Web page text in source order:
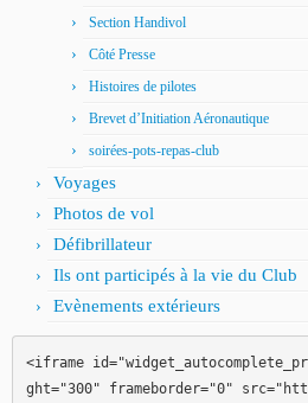
Section Handivol
Côté Presse
Histoires de pilotes
Brevet d’Initiation Aéronautique
soirées-pots-repas-club
Voyages
Photos de vol
Défibrillateur
Ils ont participés à la vie du Club
Evènements extérieurs
<iframe
ght="300" frameborder="0"